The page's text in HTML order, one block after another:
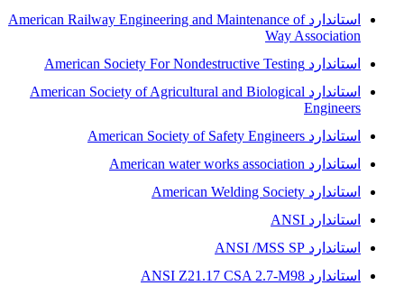
استاندارد American Railway Engineering and Maintenance of
Way Association
استاندارد American Society For Nondestructive Testing
استاندارد American Society of Agricultural and Biological
Engineers
استاندارد American Society of Safety Engineers
استاندارد American water works association
استاندارد American Welding Society
استاندارد ANSI
استاندارد ANSI /MSS SP
استاندارد ANSI Z21.17 CSA 2.7-M98